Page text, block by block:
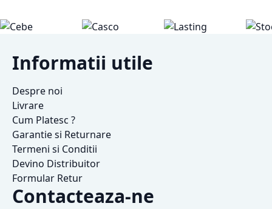
Informatii utile
Despre noi
Livrare
Cum Platesc ?
Garantie si Returnare
Termeni si Conditii
Devino Distribuitor
Formular Retur
Contacteaza-ne